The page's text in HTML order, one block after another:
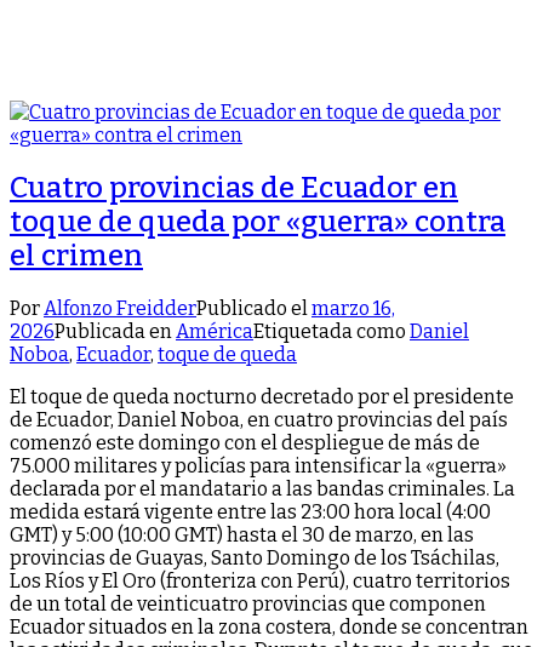
Cuatro provincias de Ecuador en
toque de queda por «guerra» contra
el crimen
Por Alfonzo FreidderPublicado el marzo 16,
2026Publicada en AméricaEtiquetada como Daniel
Noboa, Ecuador, toque de queda
El toque de queda nocturno decretado por el presidente
de Ecuador, Daniel Noboa, en cuatro provincias del país
comenzó este domingo con el despliegue de más de
75.000 militares y policías para intensificar la «guerra»
declarada por el mandatario a las bandas criminales. La
medida estará vigente entre las 23:00 hora local (4:00
GMT) y 5:00 (10:00 GMT) hasta el 30 de marzo, en las
provincias de Guayas, Santo Domingo de los Tsáchilas,
Los Ríos y El Oro (fronteriza con Perú), cuatro territorios
de un total de veinticuatro provincias que componen
Ecuador situados en la zona costera, donde se concentran